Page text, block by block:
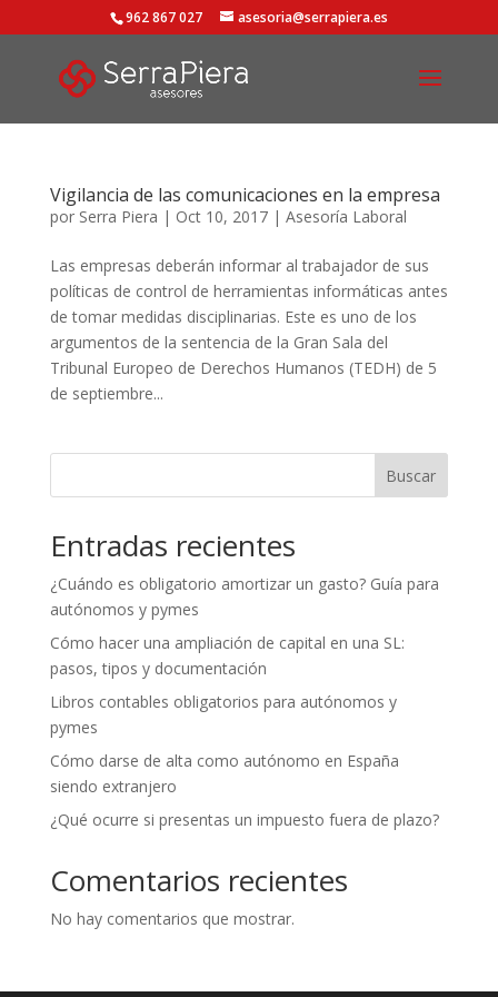
962 867 027 asesoria@serrapiera.es
Vigilancia de las comunicaciones en la empresa
por Serra Piera | Oct 10, 2017| Asesoría Laboral
Las empresas deberán informar al trabajador de sus
políticas de control de herramientas informáticas antes
de tomar medidas disciplinarias. Este es uno de los
argumentos de la sentencia de la Gran Sala del
Tribunal Europeo de Derechos Humanos (TEDH) de 5
de septiembre...
Buscar
Entradas recientes
¿Cuándo es obligatorio amortizar un gasto? Guía para
autónomos y pymes
Cómo hacer una ampliación de capital en una SL:
pasos, tipos y documentación
Libros contables obligatorios para autónomos y
pymes
Cómo darse de alta como autónomo en España
siendo extranjero
¿Qué ocurre si presentas un impuesto fuera de plazo?
Comentarios recientes
No hay comentarios que mostrar.